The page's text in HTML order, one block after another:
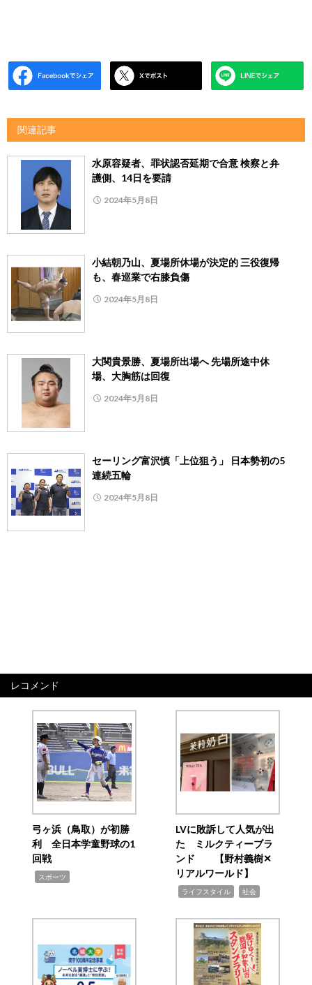
関連記事
水原容疑者、罪状認否延期で合意 検察と弁
護側、14日を要請
2024年5月8日
小結朝乃山、夏場所休場が決定的 三役復帰
も、春巡業で右膝負傷
2024年5月8日
大関貴景勝、夏場所出場へ 先場所途中休
場、大胸筋は回復
2024年5月8日
セーリング富沢慎「上位狙う」 日本勢初の5
連続五輪
2024年5月8日
レコメンド
弓ヶ浜（鳥取）が初勝
利 全日本学童野球の1
回戦
スポーツ
LVに敗訴して人気が出
た ミルクティーブラ
ンド 【野村義樹✕
リアルワールド】
ライフスタイル 社会